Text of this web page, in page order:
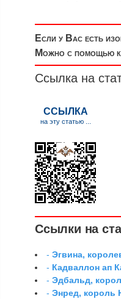
Если у Вас есть
Можно с помощью
Ссылка на
Ссылки на
-Эгвина,
- Кадваллон ап
-Эдбальд,
-Энред, король